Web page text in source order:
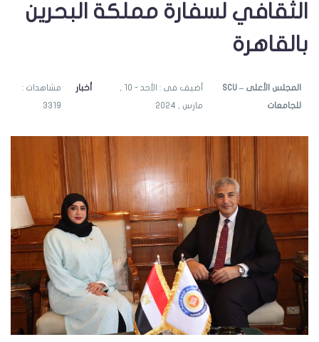
الثقافي لسفارة مملكة البحرين
بالقاهرة
SCU – المجلس الأعلى
للجامعات مارس , 2024
أخبار مشاهدات :
3319